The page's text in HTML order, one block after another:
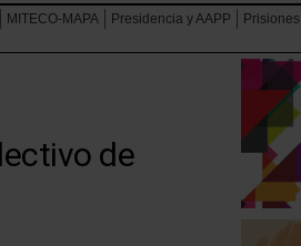
MITECO-MAPA Presidencia y AAPP Prisiones
de